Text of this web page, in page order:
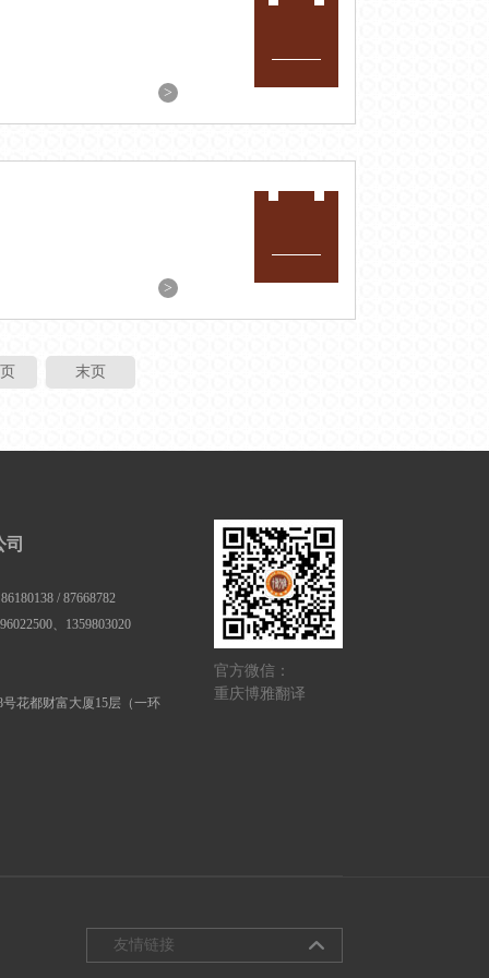
>
>
末页
/ 87668782
、1359803020
花都财富大厦15层（一环
官方微信：
重庆博雅翻译
友情链接
深圳翻译公司